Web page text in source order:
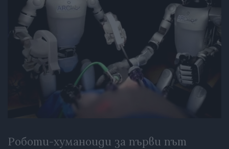
Роботи-хуманоиди за първи път